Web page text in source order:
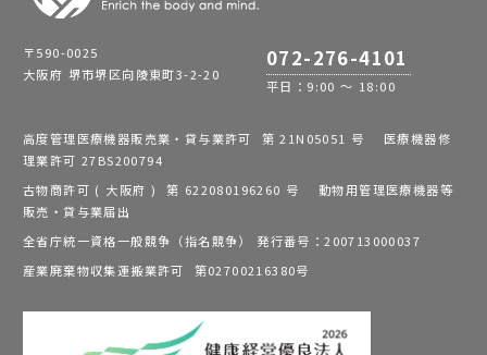
〒590-0025
大阪府 堺市堺区向陵東町3-2-20
072-276-4101
平日：9:00 ～ 18:00
高度管理医療機器販売業・貸与業許可 第 21N05051 号 医療機器修
理業許可 27BS200794
古物商許可 ( 大阪府 ) 第 622080196260 号 動物用管理医療機器等
販売・貸与業届出
全省庁統一資格一般競争（指名競争） 発行番号：200713000037
産業廃棄物収集運搬業許可 第02700216380号